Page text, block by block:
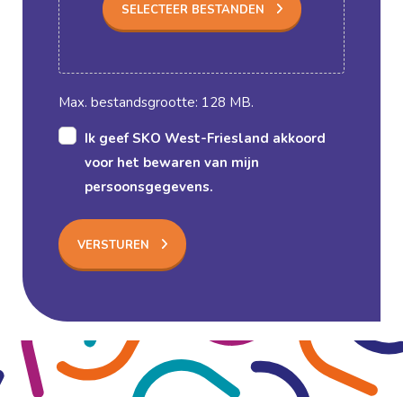
SELECTEER BESTANDEN
Max. bestandsgrootte: 128 MB.
Geen
titel
(Vereist)
Ik geef SKO West-Friesland akkoord
voor het bewaren van mijn
persoonsgegevens.